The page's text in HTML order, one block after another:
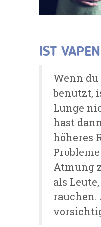
IST
Wenn du
benutzt,
Lunge
hast
höheres
Atmung
als
rauchen.